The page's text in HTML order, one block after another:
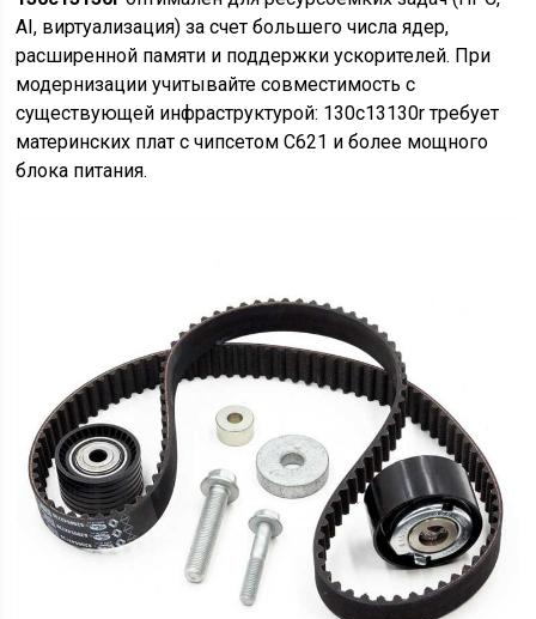
AI, виртуализация) за счет большего числа ядер,
расширенной памяти и поддержки ускорителей. При
модернизации учитывайте совместимость с
существующей инфраструктурой: 130c13130r требует
материнских плат с чипсетом C621 и более мощного
блока питания.